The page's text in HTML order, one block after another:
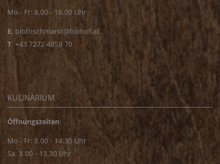
Mo - Fr: 8.00 - 16.00 Uhr
E. biofrischmarkt@biohof.at
T. +43 7272 4859 70
KULINARIUM
Öffnungszeiten
Mo - Fr: 8.00 - 14.30 Uhr
Sa: 8.00 - 13.30 Uhr